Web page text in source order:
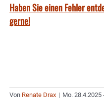
Haben Sie einen Fehler
gerne!
Von Renate Drax | Mo. 28.4.2025